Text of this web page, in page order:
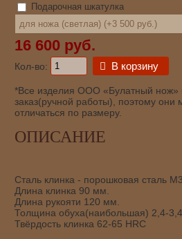
Подарочная шкатулка
16 600 руб.
Кол-во: В корзину
*Все изделия ООО «Булатный нож»
заказ(ручной работы), поэтому они
отличаться по размеру.
ОПИСАНИЕ
Сталь клинка - порошковая сталь
Длина клинка 90 мм.
Длина рукояти 120 мм.
Толщина обуха(наибольшая) 2,4-
Твёрдость клинка 62-65 HRC